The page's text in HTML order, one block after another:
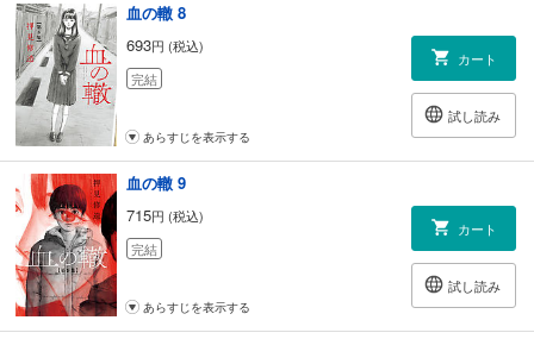
血の轍 8
693円 (税込)
完結
カート
試し読み
あらすじを表示する
血の轍 9
715円 (税込)
完結
カート
試し読み
あらすじを表示する